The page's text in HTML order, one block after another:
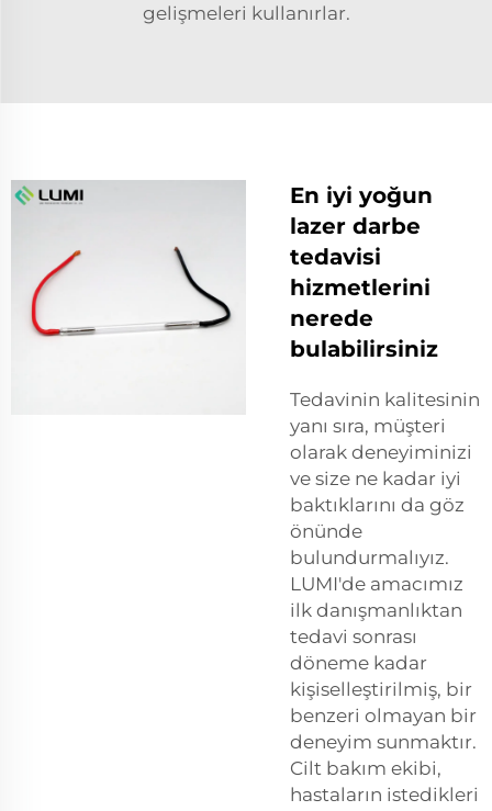
gelişmeleri kullanırlar.
En iyi yoğun
lazer darbe
tedavisi
hizmetlerini
nerede
bulabilirsiniz
Tedavinin kalitesinin
yanı sıra, müşteri
olarak deneyiminizi
ve size ne kadar iyi
baktıklarını da göz
önünde
bulundurmalıyız.
LUMI'de amacımız
ilk danışmanlıktan
tedavi sonrası
döneme kadar
kişiselleştirilmiş, bir
benzeri olmayan bir
deneyim sunmaktır.
Cilt bakım ekibi,
hastaların istedikleri